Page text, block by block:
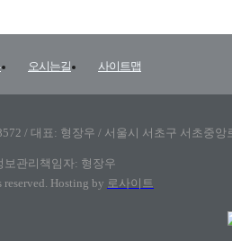
오시는길 사이트맵
/ 대표: 형장우 / 서울시 서초구 서초중앙
보관리책임자: 형장우
Hosting by 로사이트